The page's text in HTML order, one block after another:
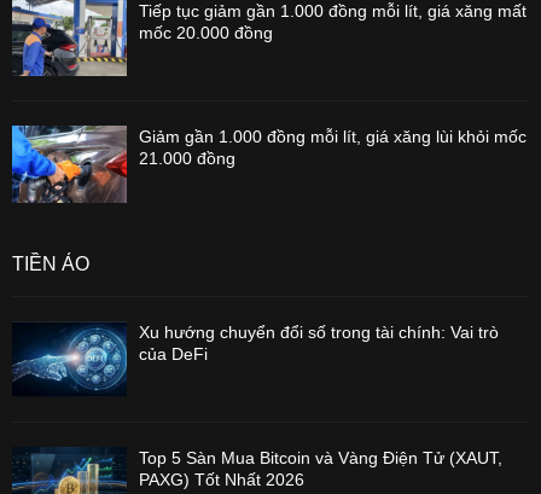
Tiếp tục giảm gần 1.000 đồng mỗi lít, giá xăng mất
mốc 20.000 đồng
Giảm gần 1.000 đồng mỗi lít, giá xăng lùi khỏi mốc
21.000 đồng
TIỀN ẢO
Xu hướng chuyển đổi số trong tài chính: Vai trò
của DeFi
Top 5 Sàn Mua Bitcoin và Vàng Điện Tử (XAUT,
PAXG) Tốt Nhất 2026